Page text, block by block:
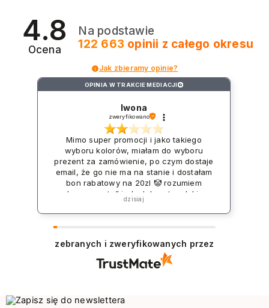
2026? Znajdź inspirację dla swojego manicure!
4.8
Ocena
Na podstawie
122 663 opinii z całego okresu
Jak zbieramy opinie?
OPINIA W TRAKCIE MEDIACJI ?
Iwona
zweryfikowano
Mimo super promocji i jako takiego
wyboru kolorów, miałam do wyboru
prezent za zamówienie, po czym dostaje
email, że go nie ma na stanie i dostałam
bon rabatowy na 20zl 🤡 rozumiem
„rekompensatę” jednak koszt np lakieru
to 39zł plus koszt przesyłki co jest w
żaden sposób niezadowalające.
dzisiaj
zebranych i zweryfikowanych przez